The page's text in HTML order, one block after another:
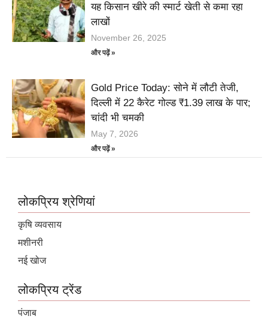
यह किसान खीरे की स्मार्ट खेती से कमा रहा
लाखों
November 26, 2025
और पढ़ें »
Gold Price Today: सोने में लौटी तेजी,
दिल्ली में 22 कैरेट गोल्ड ₹1.39 लाख के पार;
चांदी भी चमकी
May 7, 2026
और पढ़ें »
लोकप्रिय श्रेणियां
कृषि व्यवसाय
मशीनरी
नई खोज
लोकप्रिय ट्रेंड
पंजाब